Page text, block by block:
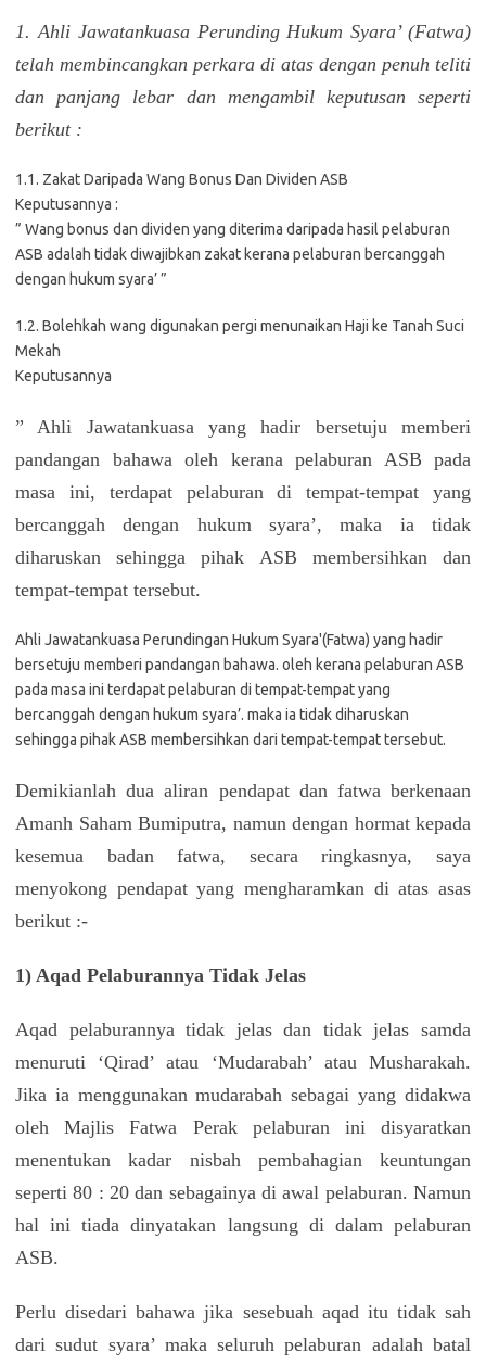
1. Ahli Jawatankuasa Perunding Hukum Syara’ (Fatwa)
telah membincangkan perkara di atas dengan penuh teliti
dan panjang lebar dan mengambil keputusan seperti
berikut :
1.1. Zakat Daripada Wang Bonus Dan Dividen ASB
Keputusannya :
” Wang bonus dan dividen yang diterima daripada hasil pelaburan
ASB adalah tidak diwajibkan zakat kerana pelaburan bercanggah
dengan hukum syara’ ”
1.2. Bolehkah wang digunakan pergi menunaikan Haji ke Tanah Suci
Mekah
Keputusannya
” Ahli Jawatankuasa yang hadir bersetuju memberi
pandangan bahawa oleh kerana pelaburan ASB pada
masa ini, terdapat pelaburan di tempat-tempat yang
bercanggah dengan hukum syara’, maka ia tidak
diharuskan sehingga pihak ASB membersihkan dan
tempat-tempat tersebut.
Ahli Jawatankuasa Perundingan Hukum Syara'(Fatwa) yang hadir
bersetuju memberi pandangan bahawa. oleh kerana pelaburan ASB
pada masa ini terdapat pelaburan di tempat-tempat yang
bercanggah dengan hukum syara’. maka ia tidak diharuskan
sehingga pihak ASB membersihkan dari tempat-tempat tersebut.
Demikianlah dua aliran pendapat dan fatwa berkenaan
Amanh Saham Bumiputra, namun dengan hormat kepada
kesemua badan fatwa, secara ringkasnya, saya
menyokong pendapat yang mengharamkan di atas asas
berikut :-
1) Aqad Pelaburannya Tidak Jelas
Aqad pelaburannya tidak jelas dan tidak jelas samda
menuruti ‘Qirad’ atau ‘Mudarabah’ atau Musharakah.
Jika ia menggunakan mudarabah sebagai yang didakwa
oleh Majlis Fatwa Perak pelaburan ini disyaratkan
menentukan kadar nisbah pembahagian keuntungan
seperti 80 : 20 dan sebagainya di awal pelaburan. Namun
hal ini tiada dinyatakan langsung di dalam pelaburan
ASB.
Perlu disedari bahawa jika sesebuah aqad itu tidak sah
dari sudut syara’ maka seluruh pelaburan adalah batal